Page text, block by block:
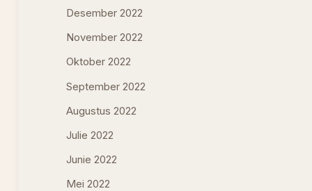
Desember 2022
November 2022
Oktober 2022
September 2022
Augustus 2022
Julie 2022
Junie 2022
Mei 2022